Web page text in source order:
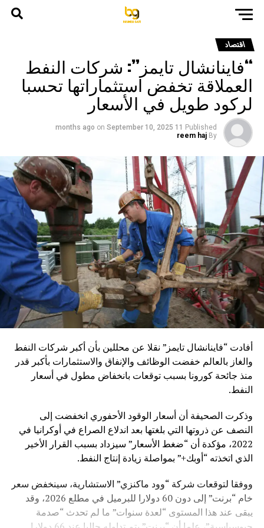
اقتصاد
“فاينانشال تايمز”: شركات النفط
العملاقة تخفض استثماراتها تحسبا
لركود طويل في الأسعار
Published
11 months ago
on September 10, 2025
By
reem haj
أفادت “فاينانشال تايمز” نقلا عن محللين بأن أكبر شركات النفط
والغاز بالعالم خفضت الوظائف والإنفاق والاستثمارات بأكبر قدر
منذ جائحة كورونا بسبب توقعات بانخفاض مطول في أسعار
النفط.
وذكرت الصحيفة أن أسعار الوقود الأحفوري انخفضت إلى
النصف عن ذروتها التي بلغتها بعد اندلاع الصراع في أوكرانيا في
2022، مؤكدة أن “ضغط الأسعار” سيزداد بسبب القرار الأخير
الذي اتخذته “أوبك+” بمواصلة زيادة إنتاج النفط.
ووفقا لتوقعات شركة “وود ماكنزي” الاستشارية، سينخفض ​​سعر
خام “برنت” إلى دون 60 دولارا للبرميل في مطلع 2026، وقد
يبقى عند هذا المستوى “لعدة سنوات” ما لم تحدث “صدمة